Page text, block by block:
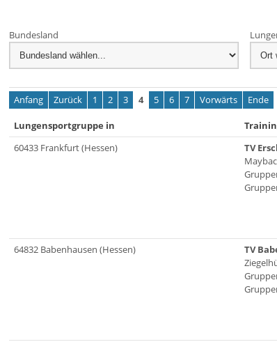
Bundesland
Anfang Zurück 1 2 3 4 5 6 7 Vorwärts Ende
Lungensportgruppe in
60433 Frankfurt (Hessen)
TV
64832 Babenhausen (Hessen)
TV